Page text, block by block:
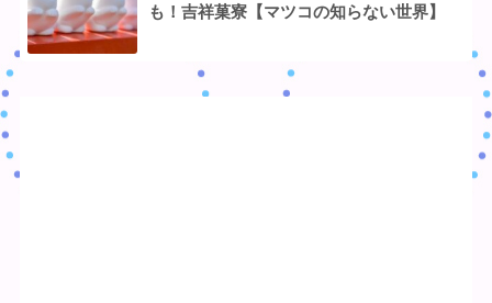
も！吉祥菓寮【マツコの知らない世界】